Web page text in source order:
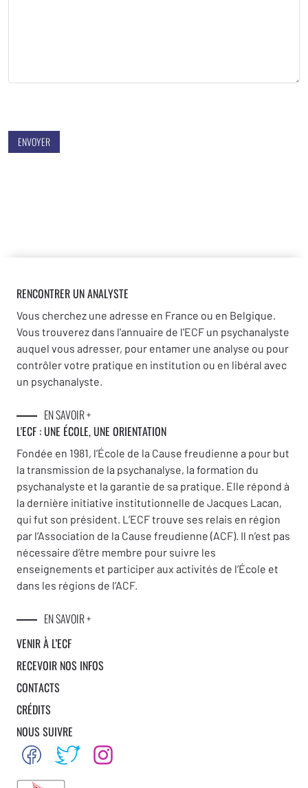
ENVOYER
RENCONTRER UN ANALYSTE
Vous cherchez une adresse en France ou en Belgique.
Vous trouverez dans l'annuaire de l'ECF un psychanalyste
auquel vous adresser, pour entamer une analyse ou pour
contrôler votre pratique en institution ou en libéral avec
un psychanalyste.
EN SAVOIR +
L'ECF : UNE ÉCOLE, UNE ORIENTATION
Fondée en 1981, l’École de la Cause freudienne a pour but
la transmission de la psychanalyse, la formation du
psychanalyste et la garantie de sa pratique. Elle répond à
la dernière initiative institutionnelle de Jacques Lacan,
qui fut son président. L’ECF trouve ses relais en région
par l’Association de la Cause freudienne (ACF). Il n’est pas
nécessaire d’être membre pour suivre les
enseignements et participer aux activités de l’École et
dans les régions de l’ACF.
EN SAVOIR +
VENIR À L’ECF
RECEVOIR NOS INFOS
CONTACTS
CRÉDITS
NOUS SUIVRE